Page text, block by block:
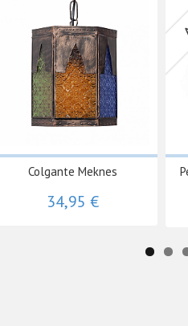
Colgante Meknes
34,95 €